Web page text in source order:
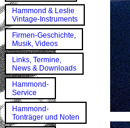
Hammond & Leslie
Vintage-Instruments
Firmen-Geschichte,
Musik, Videos
Links, Termine,
News & Downloads
Hammond-
Service
Hammond-
Tonträger und Noten